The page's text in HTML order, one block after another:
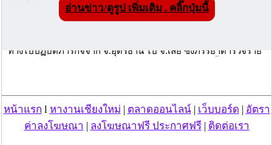
ทางไปปฏิบัติภารกิจจาก จ.อุดรธานี ไป จ.เลย ซึ่งภรรยาตำรวจราย
อ่านข่าว/ดูรูป เพิ่มเติม . คลิ๊กปุ่มนี้
หน้าแรก l หางานเชียงใหม่ ตลาดออนไลน์| เว็บบอร์ด
อัตรา
ค่าลงโฆษณา
ลงโฆษณาฟรี ประกาศฟรี| ติดต่อเรา